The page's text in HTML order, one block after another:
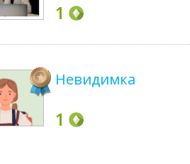
1
Невидимка
1